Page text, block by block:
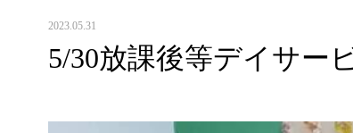
2023.05.31
5/30放課後等デイサー